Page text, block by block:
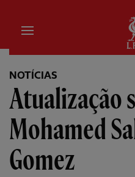
NOTÍCIAS
Atualização
Mohamed
Gomez